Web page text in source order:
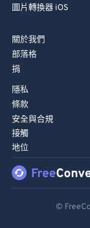
圖片轉換器 iOS
關於我們
部落格
捐
隱私
條款
安全與合規
接觸
地位
©